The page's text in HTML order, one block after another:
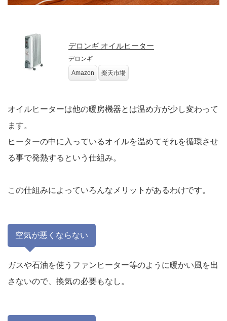
デロンギ オイルヒーター
デロンギ
Amazon
楽天市場
オイルヒーターは他の暖房機器とは温め方が少し変わって
ます。
ヒーターの中に入っているオイルを温めてそれを循環させ
る事で発熱するという仕組み。
この仕組みによっていろんなメリットがあるわけです。
空気が悪くならない
ガスや石油を使うファンヒーター等のように暖かい風を出
さないので、換気の必要もなし。